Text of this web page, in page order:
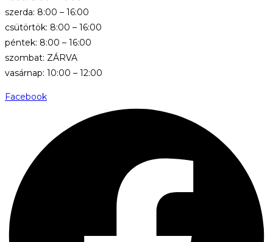
szerda: 8:00 – 16:00
csütörtök: 8:00 – 16:00
péntek: 8:00 – 16:00
szombat: ZÁRVA
vasárnap: 10:00 – 12:00
Facebook